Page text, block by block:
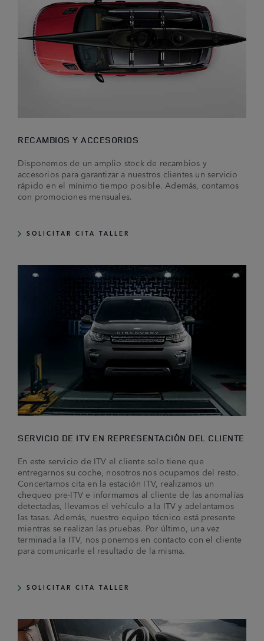
RECAMBIOS Y ACCESORIOS
Disponemos de un amplio stock de recambios y
accesorios para garantizar a nuestros clientes un servicio
rápido en el mínimo tiempo posible. Además, contamos
con promociones mensuales.
SOLICITAR CITA TALLER
SERVICIO DE ITV EN REPRESENTACIÓN DEL CLIENTE
En este servicio de ITV el cliente solo tiene que
entregarnos su coche, nosotros nos ocupamos del resto.
Concertamos cita en la estación ITV, realizamos un
chequeo pre-ITV e informamos al cliente de las anomalías
detectadas, llevamos el vehículo a la ITV y adelantamos
las tasas. Además, nuestro equipo técnico está presente
mientras se realizan las pruebas. Por último, una vez
terminada la ITV, nos ponemos en contacto con el cliente
para comunicarle el resultado de la misma.
SOLICITAR CITA TALLER